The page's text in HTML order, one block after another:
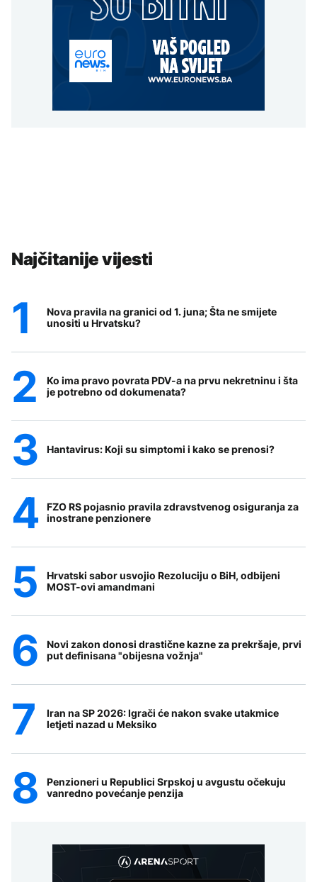
Najčitanije vijesti
Nova pravila na granici od 1. juna; Šta ne smijete
unositi u Hrvatsku?
Ko ima pravo povrata PDV-a na prvu nekretninu i šta
je potrebno od dokumenata?
Hantavirus: Koji su simptomi i kako se prenosi?
FZO RS pojasnio pravila zdravstvenog osiguranja za
inostrane penzionere
Hrvatski sabor usvojio Rezoluciju o BiH, odbijeni
MOST-ovi amandmani
Novi zakon donosi drastične kazne za prekršaje, prvi
put definisana "obijesna vožnja"
Iran na SP 2026: Igrači će nakon svake utakmice
letjeti nazad u Meksiko
Penzioneri u Republici Srpskoj u avgustu očekuju
vanredno povećanje penzija